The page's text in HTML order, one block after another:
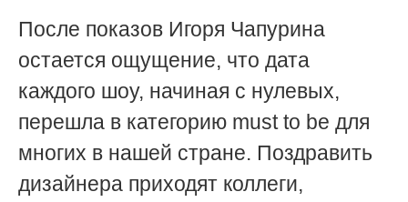
После показов Игоря Чапурина
остается ощущение, что дата
каждого шоу, начиная с нулевых,
перешла в категорию must to be для
многих в нашей стране. Поздравить
дизайнера приходят коллеги,